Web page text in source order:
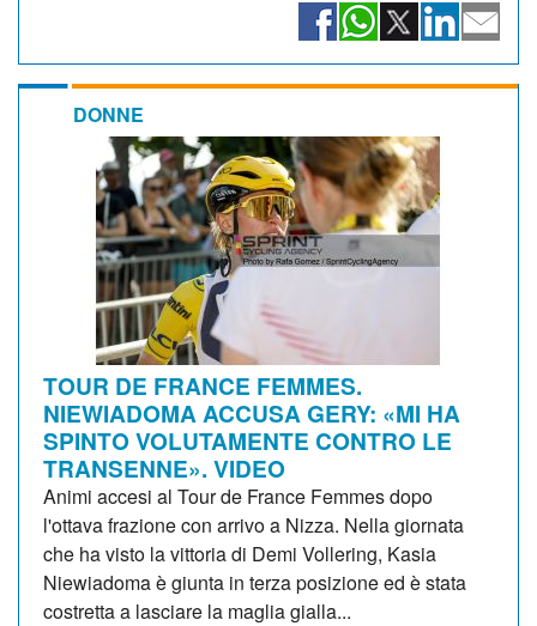
DONNE
TOUR DE FRANCE FEMMES.
NIEWIADOMA ACCUSA GERY: «MI HA
SPINTO VOLUTAMENTE CONTRO LE
TRANSENNE». VIDEO
Animi accesi al Tour de France Femmes dopo
l'ottava frazione con arrivo a Nizza. Nella giornata
che ha visto la vittoria di Demi Vollering, Kasia
Niewiadoma è giunta in terza posizione ed è stata
costretta a lasciare la maglia gialla...